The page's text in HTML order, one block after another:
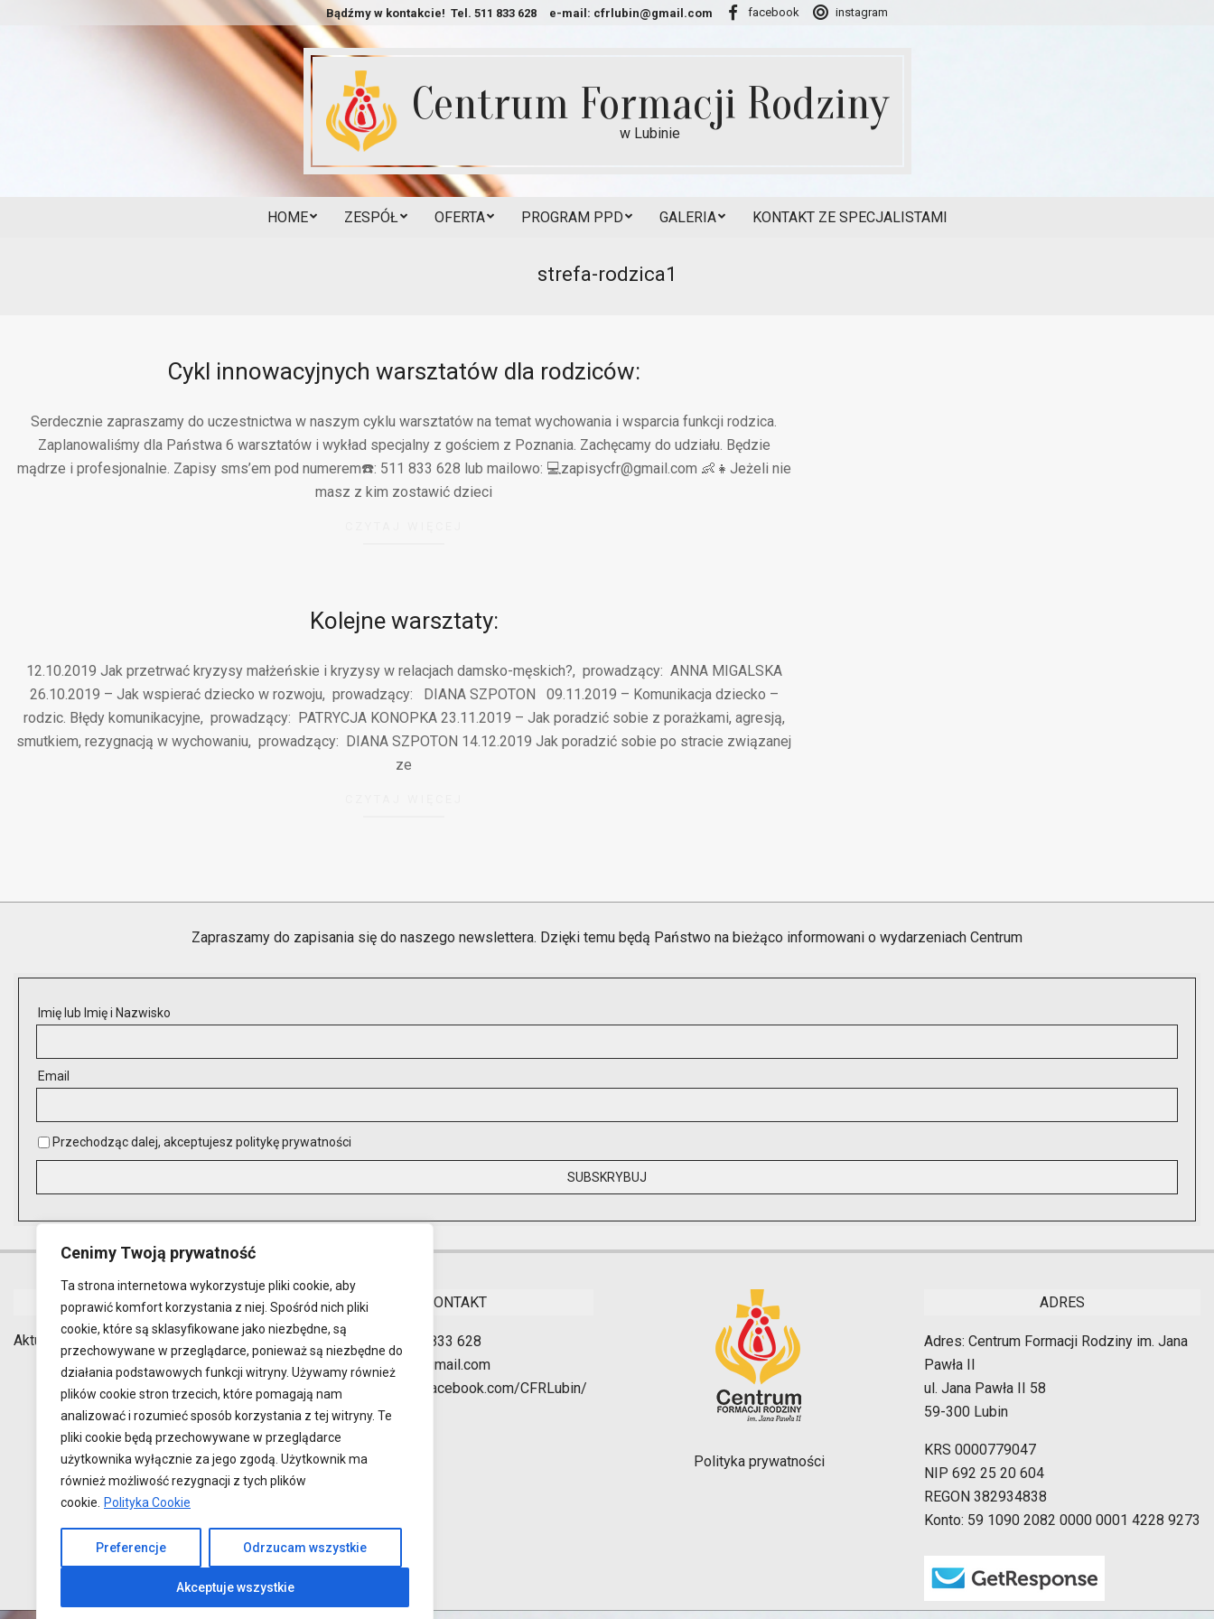
Cenimy Twoją prywatność
Ta strona internetowa wykorzystuje pliki cookie, aby
poprawić komfort korzystania z niej. Spośród nich pliki
cookie, które są sklasyfikowane jako niezbędne, są
przechowywane w przeglądarce, ponieważ są niezbędne do
działania podstawowych funkcji witryny. Używamy również
plików cookie stron trzecich, które pomagają nam
analizować i rozumieć sposób korzystania z tej witryny. Te
pliki cookie będą przechowywane w przeglądarce
użytkownika wyłącznie za jego zgodą. Użytkownik ma
również możliwość rezygnacji z tych plików
cookie.
Polityka Cookie
Preferencje Odrzucam wszystkie
Akceptuje wszystkie
Bądźmy w kontakcie! Tel. 511 833 628 e-mail: cfrlubin@gmail.com facebook instagram
Centrum Formacji Rodziny
w Lubinie
Secondary
Menu
HOME ZESPÓŁ OFERTA PROGRAM PPD GALERIA KONTAKT ZE SPECJALISTAMI
strefa-rodzica1
Cykl innowacyjnych warsztatów dla rodziców:
Serdecznie zapraszamy do uczestnictwa w naszym cyklu warsztatów na temat wychowania i wsparcia funkcji rodzica.
Zaplanowaliśmy dla Państwa 6 warsztatów i wykład specjalny z gościem z Poznania. Zachęcamy do udziału. Będzie
mądrze i profesjonalnie. Zapisy sms’em pod numerem☎️: 511 833 628 lub mailowo: 💻zapisycfr@gmail.com 👶👧Jeżeli nie
masz z kim zostawić dzieci
Kolejne warsztaty:
12.10.2019 Jak przetrwać kryzysy małżeńskie i kryzysy w relacjach damsko-męskich?, prowadzący: ANNA MIGALSKA
26.10.2019 – Jak wspierać dziecko w rozwoju, prowadzący: DIANA SZPOTON 09.11.2019 – Komunikacja dziecko –
rodzic. Błędy komunikacyjne, prowadzący: PATRYCJA KONOPKA 23.11.2019 – Jak poradzić sobie z porażkami, agresją,
smutkiem, rezygnacją w wychowaniu, prowadzący: DIANA SZPOTON 14.12.2019 Jak poradzić sobie po stracie związanej
ze
Zapraszamy do zapisania się do naszego newslettera. Dzięki temu będą Państwo na bieżąco informowani o wydarzeniach Centrum
Imię lub Imię i Nazwisko
Email
Przechodząc dalej, akceptujesz politykę prywatności
STOWARZYSZENIE
Aktualności Statut
KONTAKT
nr telefonu:
511 833 628
e-mail:
cfrlubin@gmail.com
facebook:
www.facebook.com/CFRLubin/
Polityka prywatności
ADRES
Adres: Centrum Formacji Rodziny im. Jana
Pawła II
ul. Jana Pawła II 58
59-300 Lubin
KRS 0000779047
NIP 692 25 20 604
REGON 382934838
Konto: 59 1090 2082 0000 0001 4228 9273